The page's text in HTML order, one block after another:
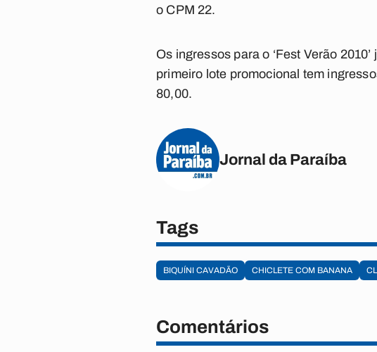
o CPM 22.
Os ingressos para o ‘Fest Verão
primeiro lote promocional tem
80,00.
Jornal da Paraíba
Tags
BIQUÍNI CAVADÃO CHICLETE COM BANANA
Comentários